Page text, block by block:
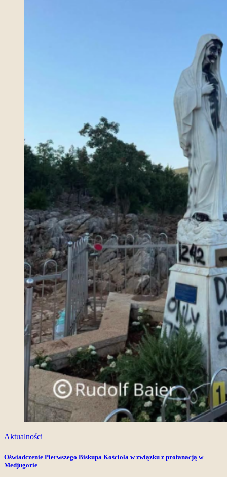
Aktualności
Oświadczenie Pierwszego Biskupa Kościoła w związku z profanacją w
Medjugorie